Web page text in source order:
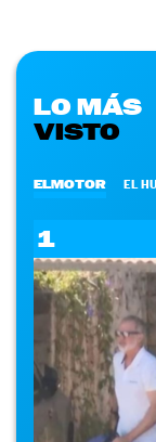
LO MÁS
VISTO
ELMOTOR EL
1